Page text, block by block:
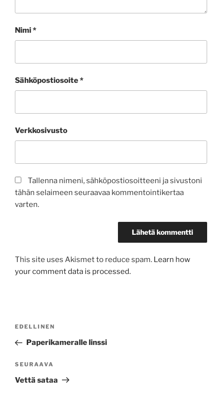
Nimi*
Sähköpostiosoite*
Verkkosivusto
Tallenna nimeni, sähköpostiosoitteeni ja sivustoni
tähän selaimeen seuraavaa kommentointikertaa
varten.
This site uses Akismet to reduce spam. Learn how
your comment data is processed.
Edellinen
artikkeli
EDELLINEN
Paperikameralle linssi
Seuraava
artikkeli
SEURAAVA
Vettä sataa